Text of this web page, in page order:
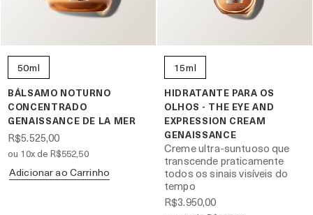
50ml
BÁLSAMO NOTURNO
CONCENTRADO
GENAISSANCE DE LA MER
R$5.525,00
ou 10x de R$552,50
Adicionar ao Carrinho
15ml
HIDRATANTE PARA OS
OLHOS - THE EYE AND
EXPRESSION CREAM
GENAISSANCE
Creme ultra-suntuoso que
transcende praticamente
todos os sinais visíveis do
tempo
R$3.950,00